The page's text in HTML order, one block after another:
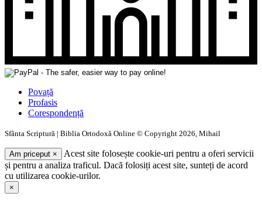
Povață
Profasis
Corespondență
Sfânta Scriptură | Biblia Ortodoxă Online © Copyright 2026, Mihail
Am priceput ×
Acest site folosește cookie-uri pentru a oferi servicii
și pentru a analiza traficul. Dacă folosiți acest site, sunteți de acord
cu utilizarea cookie-urilor.
×